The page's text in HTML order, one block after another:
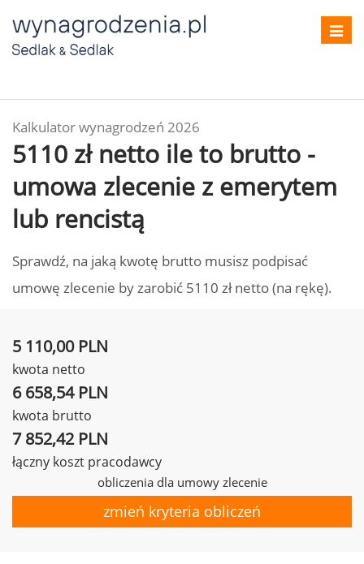
Kalkulator wynagrodzeń 2026
5110 zł netto ile to brutto -
umowa zlecenie z emerytem
lub rencistą
Sprawdź, na jaką kwotę brutto musisz podpisać
umowę zlecenie by zarobić 5110 zł netto (na rękę).
5 110,00 PLN
kwota netto
6 658,54 PLN
kwota brutto
7 852,42 PLN
łączny koszt pracodawcy
obliczenia dla umowy zlecenie
zmień kryteria obliczeń